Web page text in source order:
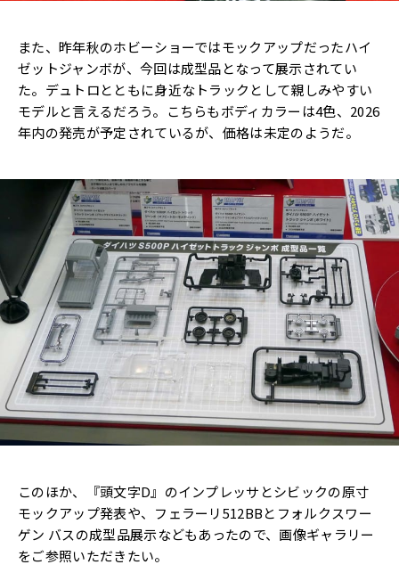
また、昨年秋のホビーショーではモックアップだったハイ
ゼットジャンボが、今回は成型品となって展示されてい
た。デュトロとともに身近なトラックとして親しみやすい
モデルと言えるだろう。こちらもボディカラーは4色、2026
年内の発売が予定されているが、価格は未定のようだ。
このほか、『頭文字D』のインプレッサとシビックの原寸
モックアップ発表や、フェラーリ512BBとフォルクスワー
ゲン バスの成型品展示などもあったので、画像ギャラリー
をご参照いただきたい。